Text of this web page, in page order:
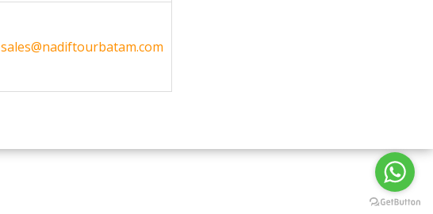
sales@nadiftourbatam.com